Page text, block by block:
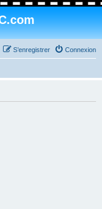
Connexion
S’enregistrer